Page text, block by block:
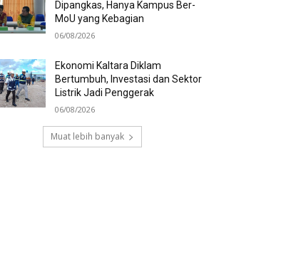
Dipangkas, Hanya Kampus Ber-
MoU yang Kebagian
06/08/2026
Ekonomi Kaltara Diklam
Bertumbuh, Investasi dan Sektor
Listrik Jadi Penggerak
06/08/2026
Muat lebih banyak